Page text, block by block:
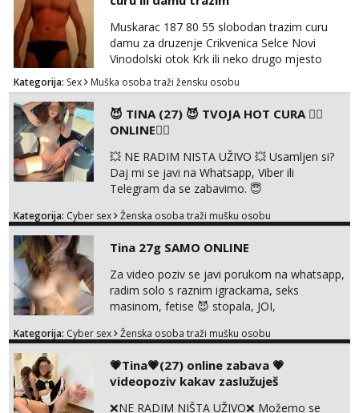
Eventualne iznimke mogu biti zbog dobre
osobnosti i iskrene komunikacije. Tg:
@m49229
Muskarac 187 80 55 slobodan trazim curu
damu za druzenje Crikvenica Selce Novi
Vinodolski otok Krk ili neko drugo mjesto
Kategorija: Sex Muška osoba traži žensku osobu
😈 TINA (27) 😈 TVOJA HOT CURA ❤️‍🔥
ONLINE❤️‍🔥
💥 NE RADIM NISTA UŽIVO 💥 Usamljen si?
Daj mi se javi na Whatsapp, Viber ili
Telegram da se zabavimo. 😇
videopoziv ili se možemo dopisivati uz slanje
videa, gacice i carapice 🤑 🤬 NE RADIM
UŽIVO🤬 🤬 NE RADIM UŽIVO🤬 🤬 NE
RADIM UŽIVO🤬 🤬 NE RADIM UŽIVO🤬 🤬
NE RADIM UŽIVO🤬...
Kategorija: Cyber sex Ženska osoba traži mušku osobu
Tina 27g SAMO ONLINE
Za video poziv se javi porukom na whatsapp,
radim solo s raznim igrackama, seks
masinom, fetise 😈 stopala, JOI,
u svim kombinacijama❗videa raznih na
tipkanje❗radim materijal po želji 😈 Radim
PROVJERU AUTENTIČNOSTI video pozivom
NIŠTA UŽIVO ME NE ZANIMA Čekam te 😘
Kategorija: Cyber sex Ženska osoba traži mušku osobu
💗Tina💗(27) online zabava 💗
videopoziv kakav zaslužuješ
❌NE RADIM NIŠTA UŽIVO❌ Možemo se